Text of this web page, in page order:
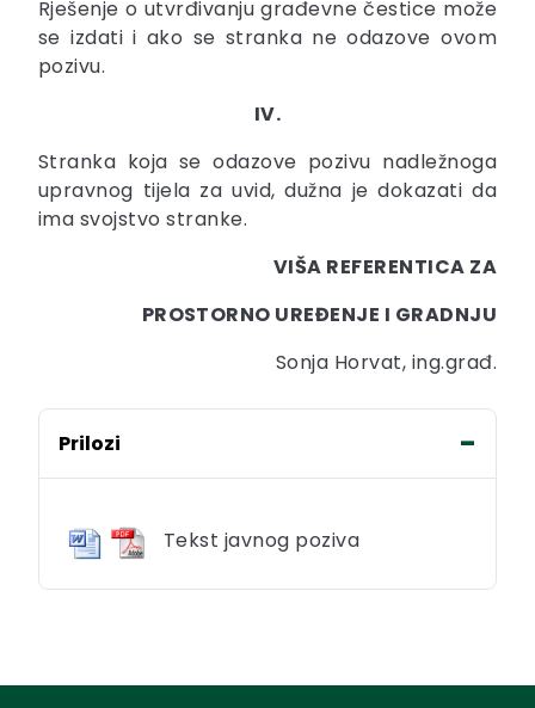
Rješenje o utvrđivanju građevne čestice može
se izdati i ako se stranka ne odazove ovom
pozivu.
IV.
Stranka koja se odazove pozivu nadležnoga
upravnog tijela za uvid, dužna je dokazati da
ima svojstvo stranke.
VIŠA REFERENTICA ZA
PROSTORNO UREĐENJE I GRADNJU
Sonja Horvat, ing.građ.
Prilozi
Tekst javnog poziva